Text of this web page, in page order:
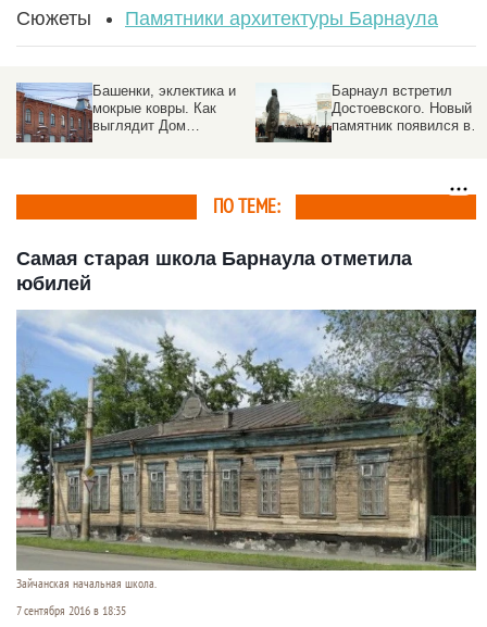
Сюжеты Памятники архитектуры Барнаула
Башенки, эклектика и
мокрые ковры. Как
выглядит Дом
Барнаул встретил
Достоевского. Новый
памятник появился в
ПО ТЕМЕ:
Самая старая школа Барнаула отметила
юбилей
Зайчанская начальная школа.
7 сентября 2016 в 18:35